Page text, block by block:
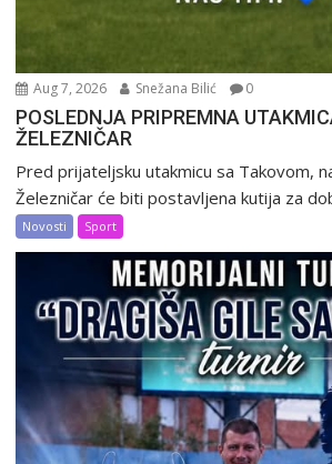
Aug 7, 2026 Snežana Bilić 0
POSLEDNJA PRIPREMNA
ŽELEZNIČAR
Pred prijateljsku utakmicu sa Takovom,
Železničar će biti postavljena kutija za
Novosti Sport